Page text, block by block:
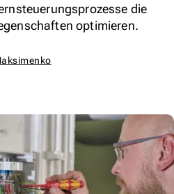
die
optimieren.